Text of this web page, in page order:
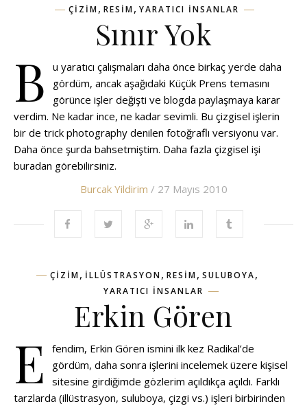
ÇIZIM, RESIM, YARATICI INSANLAR
Sınır Yok
B
u yaratıcı çalışmaları daha önce birkaç yerde daha
gördüm, ancak aşağıdaki Küçük Prens temasını
görünce işler değişti ve blogda paylaşmaya karar
verdim. Ne kadar ince, ne kadar sevimli. Bu çizgisel işlerin
bir de trick photography denilen fotoğraflı versiyonu var.
Daha önce şurda bahsetmiştim. Daha fazla çizgisel işi
buradan görebilirsiniz.
Burcak Yildirim / 27 Mayıs 2010
ÇIZIM, ILLÜSTRASYON, RESIM, SULUBOYA,
YARATICI INSANLAR
Erkin Gören
E
fendim, Erkin Gören ismini ilk kez Radikal’de
gördüm, daha sonra işlerini incelemek üzere kişisel
sitesine girdiğimde gözlerim açıldıkça açıldı. Farklı
tarzlarda (illüstrasyon, suluboya, çizgi vs.) işleri birbirinden